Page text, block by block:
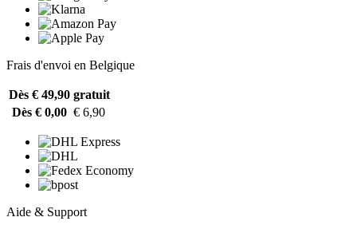
Frais d'envoi en Belgique
Dès € 49,90 gratuit
Dès € 0,00 € 6,90
Aide & Support